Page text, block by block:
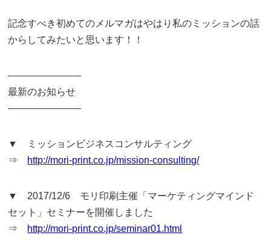
記念すべき初めてのメルマガはやはり私のミッションの話
からしてみたいと思います！！
———————–
最新のお知らせ
———————–
▼ ミッションビジネスコンサルティング
⇒ http://mori-print.co.jp/mission-consulting/
▼ 2017/12/6 モリ印刷主催「マーケティングマインド
セット」セミナーを開催しました
⇒ http://mori-print.co.jp/seminar01.html